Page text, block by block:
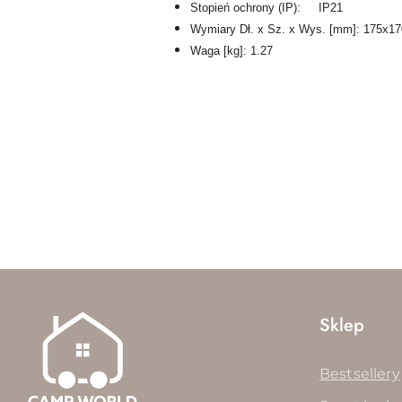
Stopień ochrony (IP): IP21
Wymiary Dł. x Sz. x Wys. [mm]:
Waga [kg]: 1.27
Sklep
Bestsellery